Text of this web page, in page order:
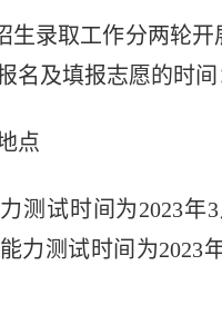
生录取工作分两轮
名及填报志愿的时间
点
测试时间为2023年
力测试时间为2023